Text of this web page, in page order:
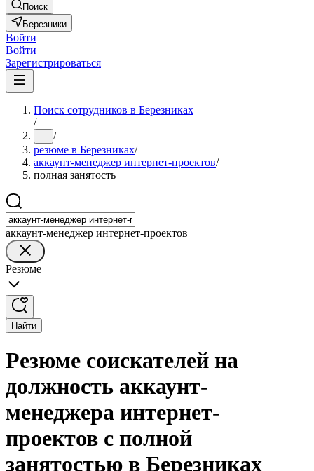
Поиск
Березники
Войти
Войти
Зарегистрироваться
Поиск сотрудников в Березниках
/
... /
резюме в Березниках/
аккаунт-менеджер интернет-проектов/
полная занятость
аккаунт-менеджер интернет-проектов
Резюме
Найти
Резюме соискателей на
должность аккаунт-
менеджера интернет-
проектов с полной
занятостью в Березниках